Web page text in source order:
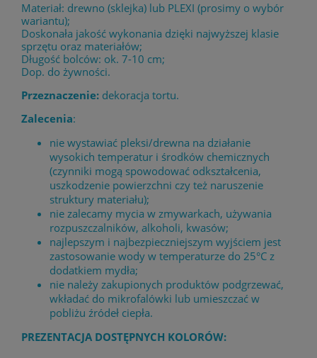
Materiał: drewno (sklejka) lub PLEXI (prosimy o wybór
wariantu);
Doskonała jakość wykonania dzięki najwyższej klasie
sprzętu oraz materiałów;
Długość bolców: ok. 7-10 cm;
Dop. do żywności.
Przeznaczenie: dekoracja tortu.
Zalecenia:
nie wystawiać pleksi/drewna na działanie
wysokich temperatur i środków chemicznych
(czynniki mogą spowodować odkształcenia,
uszkodzenie powierzchni czy też naruszenie
struktury materiału);
nie zalecamy mycia w zmywarkach, używania
rozpuszczalników, alkoholi, kwasów;
najlepszym i najbezpieczniejszym wyjściem jest
zastosowanie wody w temperaturze do 25°C z
dodatkiem mydła;
nie należy zakupionych produktów podgrzewać,
wkładać do mikrofalówki lub umieszczać w
pobliżu źródeł ciepła.
PREZENTACJA DOSTĘPNYCH KOLORÓW: